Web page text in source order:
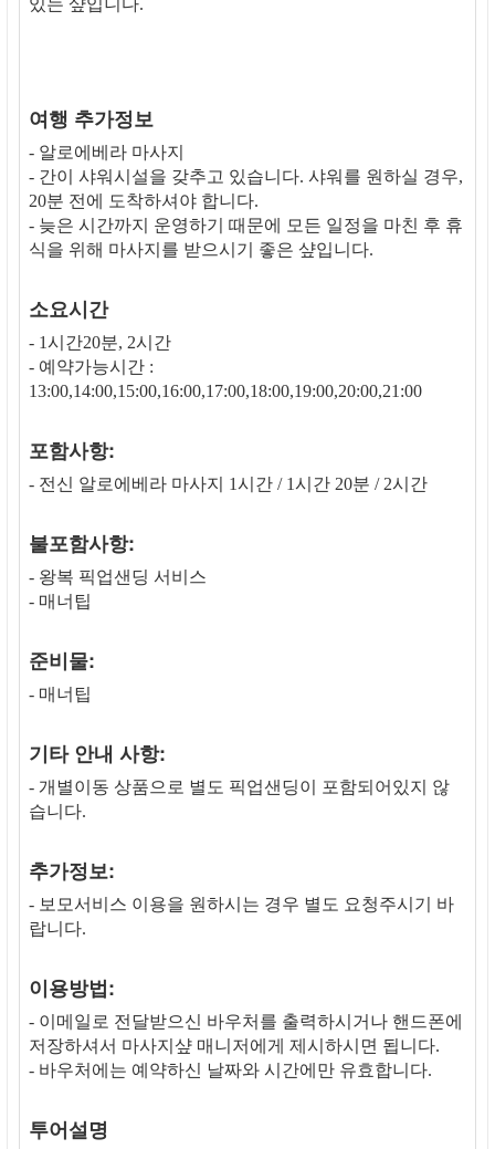
있는 샾입니다.
여행 추가정보
- 알로에베라 마사지
- 간이 샤워시설을 갖추고 있습니다. 샤워를 원하실 경우,
20분 전에 도착하셔야 합니다.
- 늦은 시간까지 운영하기 때문에 모든 일정을 마친 후 휴
식을 위해 마사지를 받으시기 좋은 샾입니다.
소요시간
- 1시간20분, 2시간
- 예약가능시간 :
13:00,14:00,15:00,16:00,17:00,18:00,19:00,20:00,21:00
포함사항:
- 전신 알로에베라 마사지 1시간 / 1시간 20분 / 2시간
불포함사항:
- 왕복 픽업샌딩 서비스
- 매너팁
준비물:
- 매너팁
기타 안내 사항:
- 개별이동 상품으로 별도 픽업샌딩이 포함되어있지 않
습니다.
추가정보:
- 보모서비스 이용을 원하시는 경우 별도 요청주시기 바
랍니다.
이용방법:
- 이메일로 전달받으신 바우처를 출력하시거나 핸드폰에
저장하셔서 마사지샾 매니저에게 제시하시면 됩니다.
- 바우처에는 예약하신 날짜와 시간에만 유효합니다.
투어설명